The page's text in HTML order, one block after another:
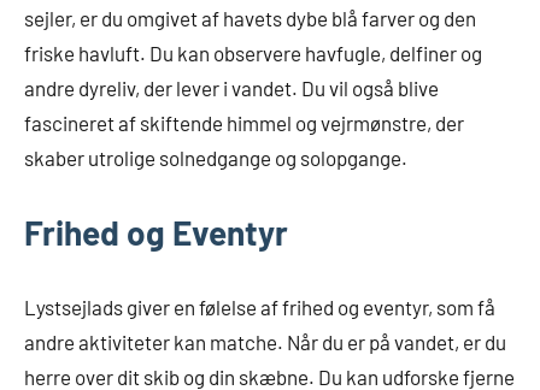
sejler, er du omgivet af havets dybe blå farver og den
friske havluft. Du kan observere havfugle, delfiner og
andre dyreliv, der lever i vandet. Du vil også blive
fascineret af skiftende himmel og vejrmønstre, der
skaber utrolige solnedgange og solopgange.
Frihed og Eventyr
Lystsejlads giver en følelse af frihed og eventyr, som få
andre aktiviteter kan matche. Når du er på vandet, er du
herre over dit skib og din skæbne. Du kan udforske fjerne